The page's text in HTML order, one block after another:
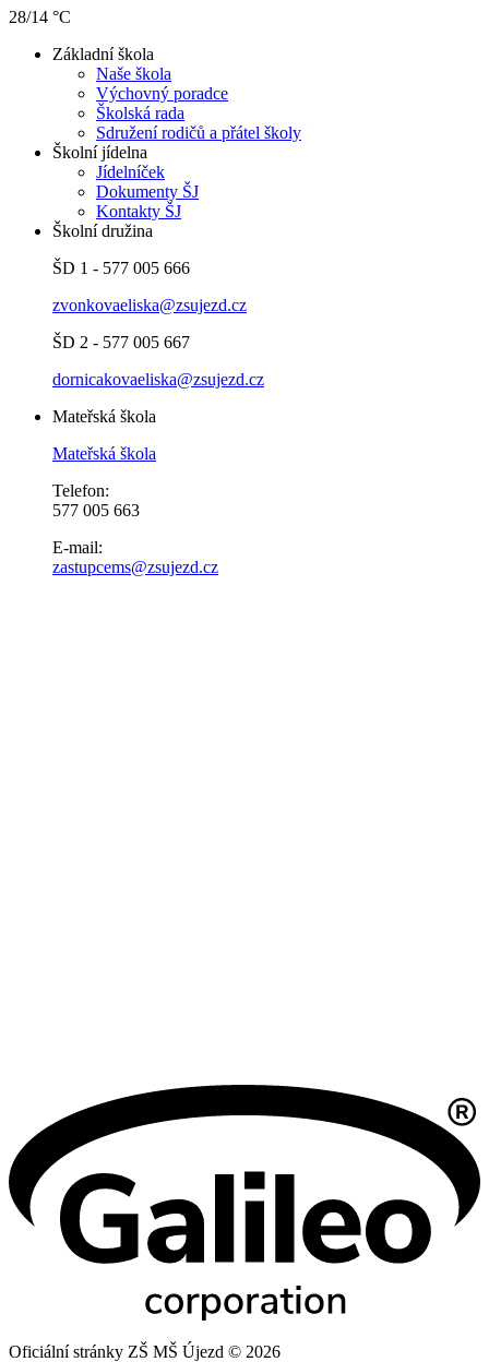
28/14 °C
Základní škola
Naše škola
Výchovný poradce
Školská rada
Sdružení rodičů a přátel školy
Školní jídelna
Jídelníček
Dokumenty ŠJ
Kontakty ŠJ
Školní družina
ŠD 1 - 577 005 666
zvonkovaeliska@zsujezd.cz
ŠD 2 - 577 005 667
dornicakovaeliska@zsujezd.cz
Mateřská škola
Mateřská škola
Telefon:
577 005 663
E-mail:
zastupcems@zsujezd.cz
Oficiální stránky ZŠ MŠ Újezd © 2026